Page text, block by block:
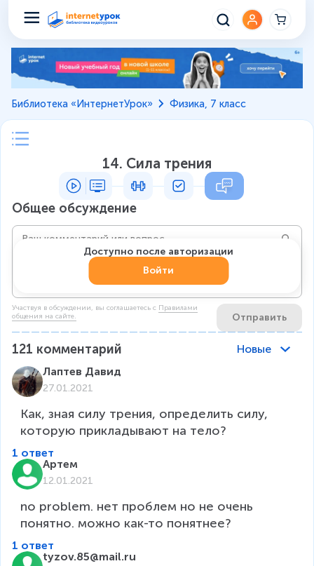
Библиотека «ИнтернетУрок» Физика, 7 класс
14. Сила трения
Общее обсуждение
Участвуя в обсуждении, вы соглашаетесь c Правилами
общения на сайте.
Отправить
Доступно после авторизации
Войти
121 комментарий
Новые
Лаптев Давид
27.01.2021
Как, зная силу трения, определить силу,
которую прикладывают на тело?
1 ответ
Артем
12.01.2021
no problem. нет проблем но не очень
понятно. можно как-то понятнее?
1 ответ
tyzov.85@mail.ru